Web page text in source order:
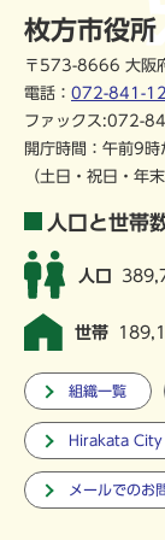
枚方市役所
〒573-8666 大阪
電話： 072-841-
ファックス:072-
開庁時間：午前9
（土日・祝日・年
人口と世帯
人口
世帯
組織一覧
Hirakata
メールでのお